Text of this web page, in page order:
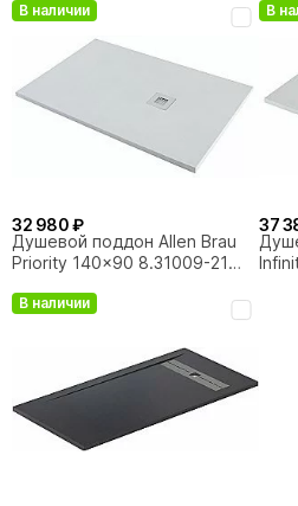
В наличии
32 980 ₽
Душевой поддон Allen Brau
Priority 140x90 8.31009-21
В
37
В наличии